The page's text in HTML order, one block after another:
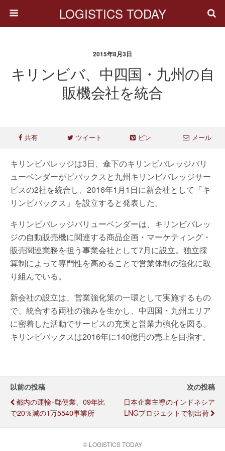
LOGISTICS TODAY
2015年8月3日
キリンビバ、中四国・九州の自
販機会社を統合
共有 ツイート ピン メール
キリンビバレッジは3日、傘下のキリンビバレッジバリ
ューベンダーがビバックスと九州キリンビバレッジサー
ビスの2社を統合し、2016年1月1日に新会社として「キ
リンビバックス」を設立すると発表した。
キリンビバレッジバリューベンダーは、キリンビバレッ
ジの自動販売機に関連する商品企画・マーケティング・
販売関連業務を担う事業会社として7月に設立。独立採
算制によって専門性を高めることで営業体制の強化に取
り組んでいる。
新会社の設立は、営業強化策の一環として実施するもの
で、統合する両社の強みを生かし、中四国・九州エリア
に密着した活動でサービスの充実と営業力強化を図る。
キリンビバックスは2016年に140億円の売上を目指す。
以前の投稿
都内の運輸･郵便業、09年比
で20％減の1万5540事業所
次の投稿
日本企業主導のインドネシア
LNGプロジェクトで初出荷
© LOGISTICS TODAY